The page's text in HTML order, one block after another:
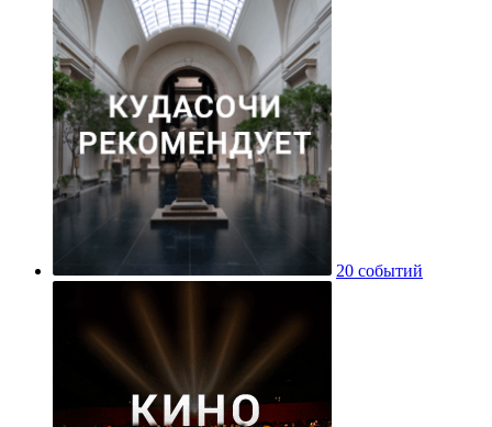
20 событий